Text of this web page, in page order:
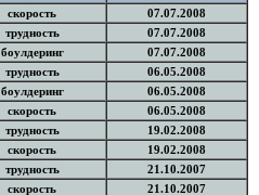
скорость
07.07.2008
трудность
07.07.2008
боулдеринг
07.07.2008
трудность
06.05.2008
боулдеринг
06.05.2008
скорость
06.05.2008
трудность
19.02.2008
скорость
19.02.2008
трудность
21.10.2007
скорость
21.10.2007